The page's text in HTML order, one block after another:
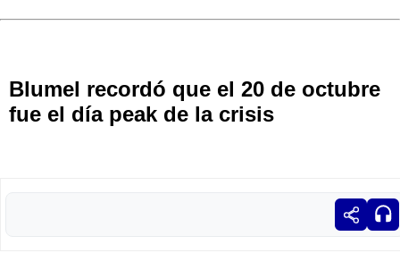
Blumel recordó que el 20 de octubre
fue el día peak de la crisis